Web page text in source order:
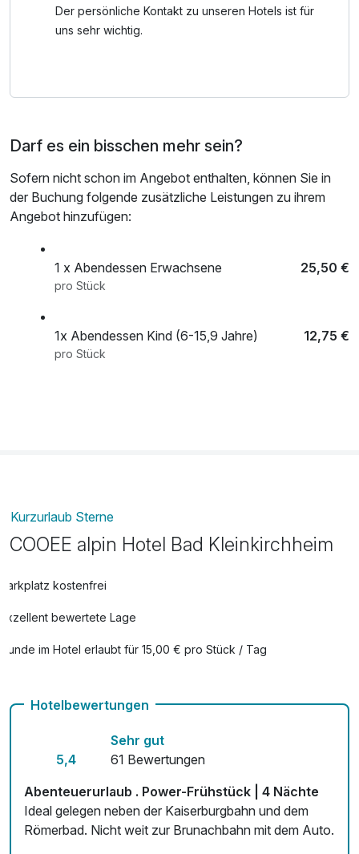
Nach dem Sport kommt die Erholung. Entweder in der
schmackhaften Halbpension direkt vor Ort upgraden.
** SOMMERREGION BAD KLEINKIRCHHEIM
- 2 Kabinenbahnen
- 10 Berggipfel
- über 70 Wanderwege
Zu jeder Übernachtung in unserem Hotel erhältst du beim
Check-In die Bad Kleinkirchheim Sonnenschein Card. Mit
dieser Karte werden dir viele spannende Aktivitäten,
Der persönliche Kontakt zu unseren Hotels ist für
uns sehr wichtig.
Darf es ein bisschen mehr sein?
Sofern nicht schon im Angebot enthalten, können Sie in
der Buchung folgende zusätzliche Leistungen zu ihrem
Angebot hinzufügen:
1 x Abendessen Erwachsene 25,50 €
pro Stück
1x Abendessen Kind (6-15,9 Jahre) 12,75 €
pro Stück
Kurzurlaub Sterne
COOEE alpin Hotel Bad Kleinkirchheim
Parkplatz kostenfrei
Exzellent bewertete Lage
Hunde im Hotel erlaubt für 15,00 € pro Stück / Tag
Fitnessgeräte stehen bereit
Hotelbewertungen
5,4
Sehr gut
61 Bewertungen
Abenteuerurlaub . Power-Frühstück | 4 Nächte
Ideal gelegen neben der Kaiserburgbahn und dem
Römerbad. Nicht weit zur Brunachbahn mit dem Auto.